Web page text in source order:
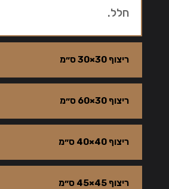
חלל.
ריצוף 30×30 ס״מ
ריצוף 30×60 ס״מ
ריצוף 40×40 ס״מ
ריצוף 45×45 ס״מ